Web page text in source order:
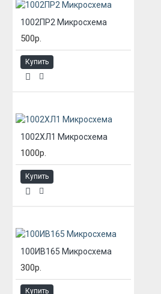
1002ПР2 Микросхема
500р.
Купить
1002ХЛ1 Микросхема
1000р.
Купить
100ИВ165 Микросхема
300р.
Купить